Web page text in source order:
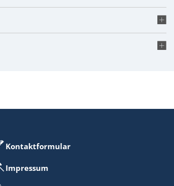
Kontaktformular
Impressum